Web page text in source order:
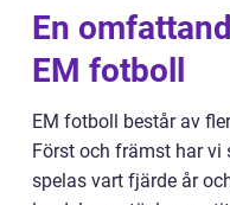
En
EM fotboll
EM fotboll består av
Först och främst har vi
spelas vart fjärde år